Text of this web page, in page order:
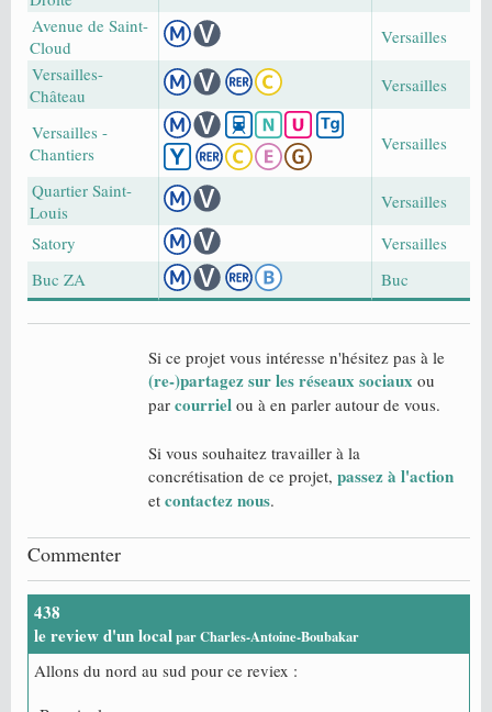
Avenue de Saint-
Cloud
Versailles
Versailles-
Château
Versailles
Versailles -
Chantiers
Versailles
Quartier Saint-
Louis
Versailles
Satory
Versailles
Buc ZA
Buc
Si ce projet vous intéresse n'hésitez pas à le
(re-)partagez sur les réseaux sociaux ou
par courriel ou à en parler autour de vous.
Si vous souhaitez travailler à la
concrétisation de ce projet, passez à l'action
et contactez nous.
Commenter
438
le review d'un localpar Charles-Antoine-Boubakar
Allons du nord au sud pour ce reviex :